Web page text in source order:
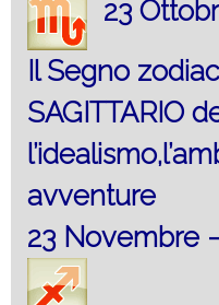
23
Il Segno
SAGITTARIO
avventure
23 Novembre